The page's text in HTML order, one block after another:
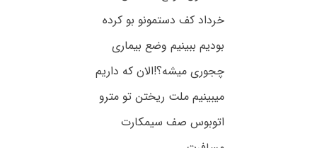
خرداد کف دستمونو بو کرده
بودیم ببینیم وضع بیماری
چجوری میشه؟!الان که داریم
میبینیم ملت ریختن تو مترو
اتوبوس صف سیمکارت